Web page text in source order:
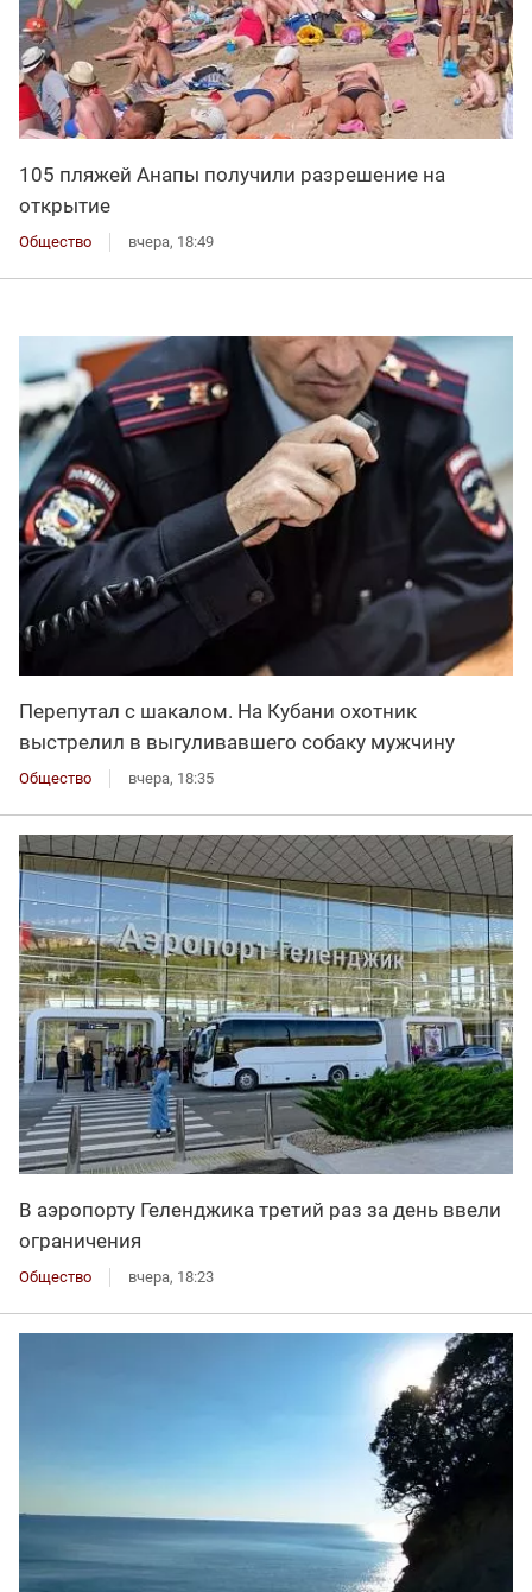
105 пляжей Анапы получили разрешение на
открытие
Общество вчера, 18:49
Перепутал с шакалом. На Кубани охотник
выстрелил в выгуливавшего собаку мужчину
Общество вчера, 18:35
В аэропорту Геленджика третий раз за день ввели
ограничения
Общество вчера, 18:23